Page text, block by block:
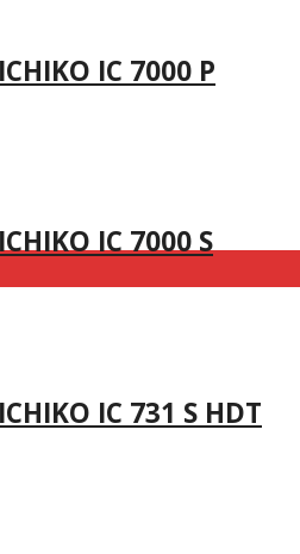
IC 7000 P
IC 7000 S
IC 731 S HDT